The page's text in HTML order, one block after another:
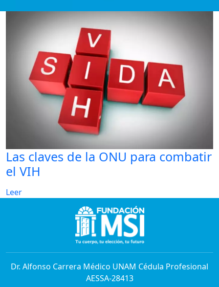
Las claves de la ONU para combatir
el VIH
Leer
Dr. Alfonso Carrera Médico UNAM Cédula Profesional
AESSA-28413